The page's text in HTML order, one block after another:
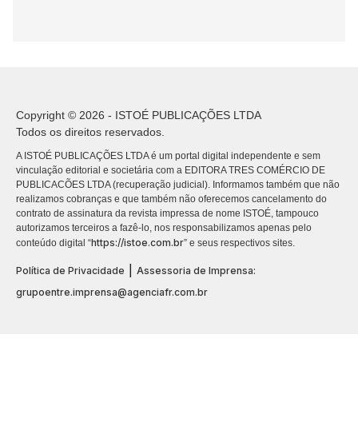
Copyright © 2026 - ISTOÉ PUBLICAÇÕES LTDA
Todos os direitos reservados.
A ISTOÉ PUBLICAÇÕES LTDA é um portal digital independente e sem
vinculação editorial e societária com a EDITORA TRES COMÉRCIO DE
PUBLICACÕES LTDA (recuperação judicial). Informamos também que não
realizamos cobranças e que também não oferecemos cancelamento do
contrato de assinatura da revista impressa de nome ISTOÉ, tampouco
autorizamos terceiros a fazê-lo, nos responsabilizamos apenas pelo
conteúdo digital “https://istoe.com.br” e seus respectivos sites.
Política de Privacidade
Assessoria de Imprensa:
grupoentre.imprensa@agenciafr.com.br